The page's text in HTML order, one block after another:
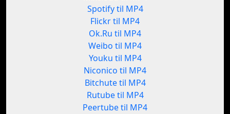
Spotify til MP4
Flickr til MP4
Ok.Ru til MP4
Weibo til MP4
Youku til MP4
Niconico til MP4
Bitchute til MP4
Rutube til MP4
Peertube til MP4